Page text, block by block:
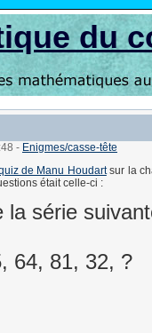
du
- Enigmes/casse-tête
de Manu Houdartsur la
était celle-ci :
la série
64, 81, 32, ?